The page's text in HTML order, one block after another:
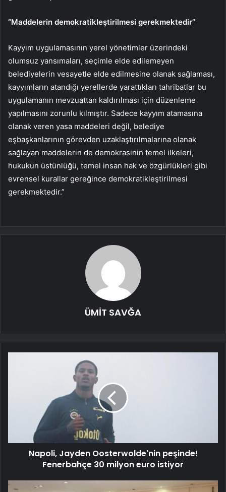
“Maddelerin demokratikleştirilmesi gerekmektedir”
Kayyım uygulamasının yerel yönetimler üzerindeki
olumsuz yansımaları, seçimle elde edilemeyen
belediyelerin vesayetle elde edilmesine olanak sağlaması,
kayyımların atandığı yerellerde yarattıkları tahribatlar bu
uygulamanın mevzuattan kaldırılması için düzenleme
yapılmasını zorunlu kılmıştır. Sadece kayyım atamasına
olanak veren yasa maddeleri değil, belediye
eşbaşkanlarının görevden uzaklaştırılmalarına olanak
sağlayan maddelerin de demokrasinin temel ilkeleri,
hukukun üstünlüğü, temel insan hak ve özgürlükleri gibi
evrensel kurallar gereğince demokratikleştirilmesi
gerekmektedir.”
ÜMİT SAVĞA
Napoli, Jayden Oosterwolde'nin peşinde!
Fenerbahçe 30 milyon euro istiyor